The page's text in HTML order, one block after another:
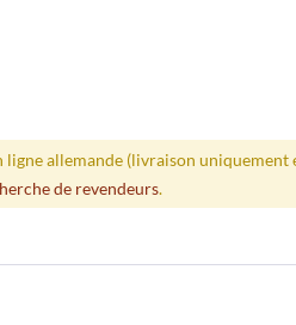
allemande (livraison uniquement
de revendeurs.